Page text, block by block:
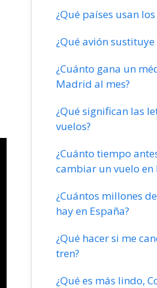
¿Qué países usan los
¿Qué avión sustituye
¿Cuánto gana un
Madrid al mes?
¿Qué significan las
vuelos?
¿Cuánto tiempo
cambiar un vuelo en
¿Cuántos millones
hay en España?
¿Qué hacer si me
tren?
¿Qué es más lindo,